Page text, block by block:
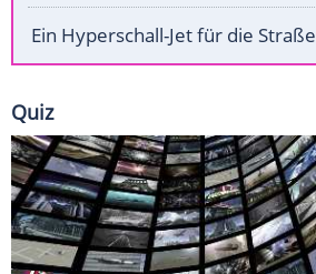
Ein Hyperschall-Jet für die Straße
Quiz